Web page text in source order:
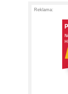
Reklama: